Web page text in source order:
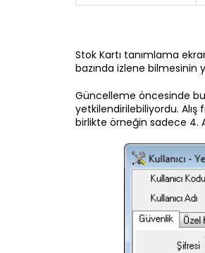
Stok Kartı tanımlama
bazında izlene bilmesinin
Güncelleme öncesinde
yetkilendirilebiliyordu. Alış
birlikte örneğin sadece 4.